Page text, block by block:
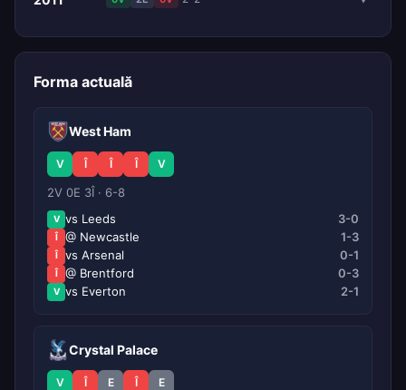
Forma actuală
West Ham
V Î Î Î V
2V 0E 3Î · 6-8
V vs Leeds 3-0
Î @ Newcastle 1-3
Î vs Arsenal 0-1
Î @ Brentford 0-3
V vs Everton 2-1
Crystal Palace
V Î E Î E